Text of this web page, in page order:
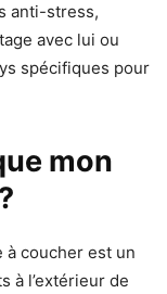
anti-stress,
avec lui ou
spécifiques pour
mon
à coucher est un
à l’extérieur de